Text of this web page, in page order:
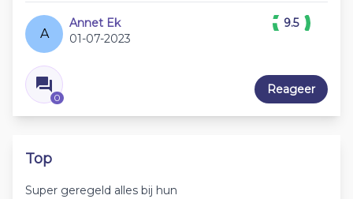
A
Annet Ek
01-07-2023
0
9.5
Reageer
Top
Super geregeld alles bij hun